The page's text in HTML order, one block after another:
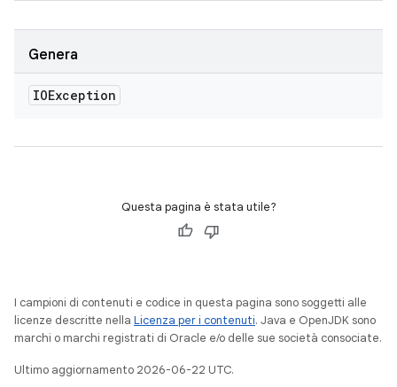
Genera
IOException
Questa pagina è stata utile?
I campioni di contenuti e codice in questa pagina sono soggetti alle
licenze descritte nella Licenza per i contenuti. Java e OpenJDK sono
marchi o marchi registrati di Oracle e/o delle sue società consociate.
Ultimo aggiornamento 2026-06-22 UTC.